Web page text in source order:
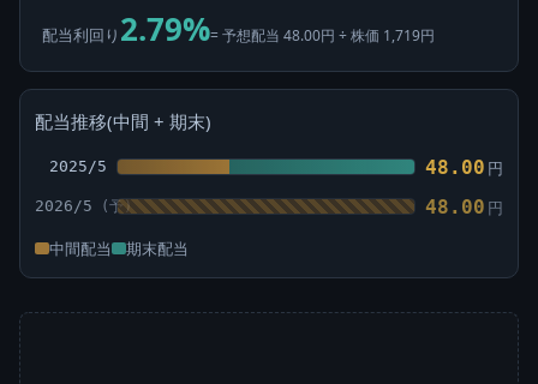
配当利回り 2.79%= 予想配当 48.00円 ÷ 株価 1,719円
配当推移(中間 + 期末)
2025/5 48.00 円
2026/5 48.00 円
中間配当 期末配当